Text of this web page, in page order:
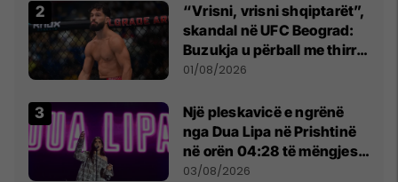
“Vrisni, vrisni shqiptarët”,
skandal në UFC Beograd:
Buzukja u përball me thirrje
anti-shqiptare nga
01/08/2026
Një pleskavicë e ngrënë
nga Dua Lipa në Prishtinë
në orën 04:28 të mëngjesit
- dhe bota digjitale serbe
03/08/2026